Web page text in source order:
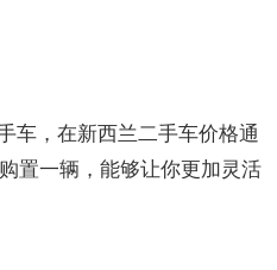
，在新西兰二手车价格通
置一辆，能够让你更加灵活